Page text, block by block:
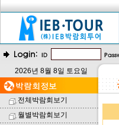
2026년 8월 8일 토요일
전체박람회보기
월별박람회보기